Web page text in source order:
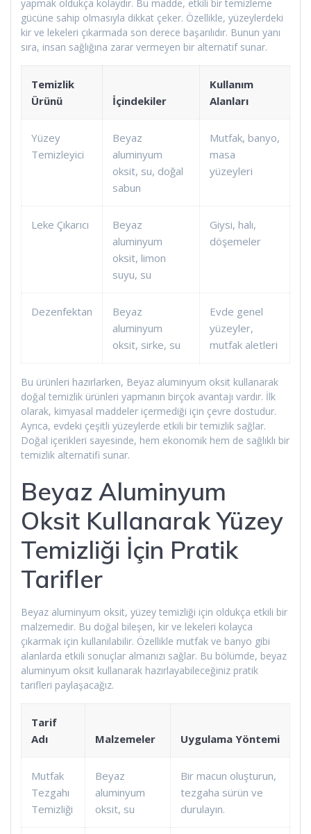
yapmak oldukça kolaydır. Bu madde, etkili bir temizleme
gücüne sahip olmasıyla dikkat çeker. Özellikle, yüzeylerdeki
kir ve lekeleri çıkarmada son derece başarılıdır. Bunun yanı
sıra, insan sağlığına zarar vermeyen bir alternatif sunar.
Temizlik
Ürünü
İçindekiler
Kullanım
Alanları
Yüzey
Temizleyici
Beyaz
aluminyum
oksit, su, doğal
sabun
Mutfak, banyo,
masa
yüzeyleri
Leke Çıkarıcı
Beyaz
aluminyum
oksit, limon
suyu, su
Giysi, halı,
döşemeler
Dezenfektan
Beyaz
aluminyum
oksit, sirke, su
Evde genel
yüzeyler,
mutfak aletleri
Bu ürünleri hazırlarken, Beyaz aluminyum oksit kullanarak
doğal temizlik ürünleri yapmanın birçok avantajı vardır. İlk
olarak, kimyasal maddeler içermediği için çevre dostudur.
Ayrıca, evdeki çeşitli yüzeylerde etkili bir temizlik sağlar.
Doğal içerikleri sayesinde, hem ekonomik hem de sağlıklı bir
temizlik alternatifi sunar.
Beyaz Aluminyum
Oksit Kullanarak Yüzey
Temizliği İçin Pratik
Tarifler
Beyaz aluminyum oksit, yüzey temizliği için oldukça etkili bir
malzemedir. Bu doğal bileşen, kir ve lekeleri kolayca
çıkarmak için kullanılabilir. Özellikle mutfak ve banyo gibi
alanlarda etkili sonuçlar almanızı sağlar. Bu bölümde, beyaz
aluminyum oksit kullanarak hazırlayabileceğiniz pratik
tarifleri paylaşacağız.
Tarif
Adı
Malzemeler Uygulama Yöntemi
Mutfak
Tezgahı
Temizliği
Beyaz
aluminyum
oksit, su
Bir macun oluşturun,
tezgaha sürün ve
durulayın.